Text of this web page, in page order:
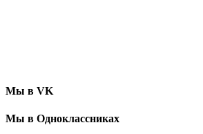
Мы в VK
Мы в Одноклассниках